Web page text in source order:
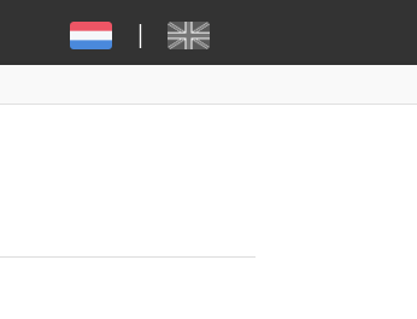
| Sebastiaan ter Burg, CC-BY-2.0